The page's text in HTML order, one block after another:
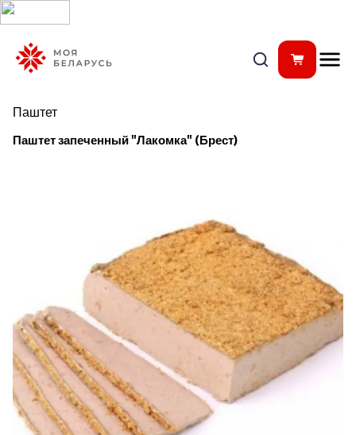
Паштет
Паштет запеченный "Лакомка" (Брест)